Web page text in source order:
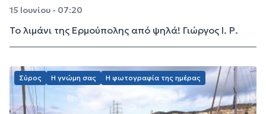
15 Ιουνίου - 07:20
Το λιμάνι της Ερμούπολης από ψηλά! Γιώργος Ι. Ρ.
Σύρος Η γνώμη σας Η φωτογραφία της ημέρας